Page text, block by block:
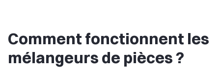
Comment fonctionnent les
mélangeurs de pièces ?